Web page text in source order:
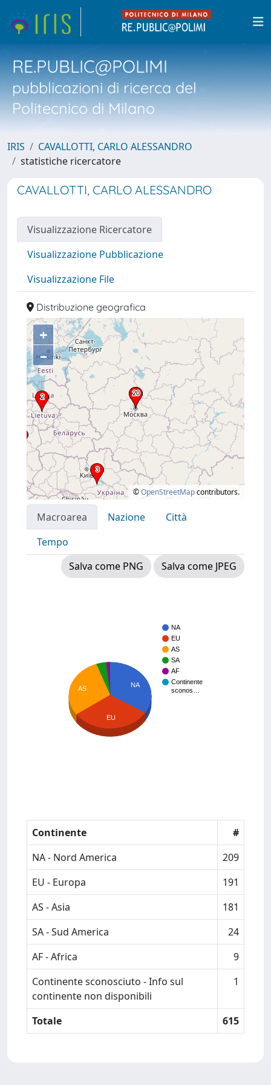
RE.PUBLIC@POLIMI
pubblicazioni di ricerca del
Politecnico di Milano
IRIS
CAVALLOTTI, CARLO ALESSANDRO
statistiche ricercatore
CAVALLOTTI, CARLO ALESSANDRO
Visualizzazione Ricercatore
Visualizzazione Pubblicazione
Visualizzazione File
Distribuzione geografica
+
–
©OpenStreetMapcontributors.
Macroarea Nazione
Città
Tempo
Salva come PNG
Salva come JPEG
NA
EU
AS
SA
AF
Continente
sconos…
NA
AS
EU
Continente
#
NA - Nord America
209
EU - Europa
191
AS - Asia
181
SA - Sud America
24
AF - Africa
9
Continente sconosciuto - Info sul
continente non disponibili
1
Totale 615